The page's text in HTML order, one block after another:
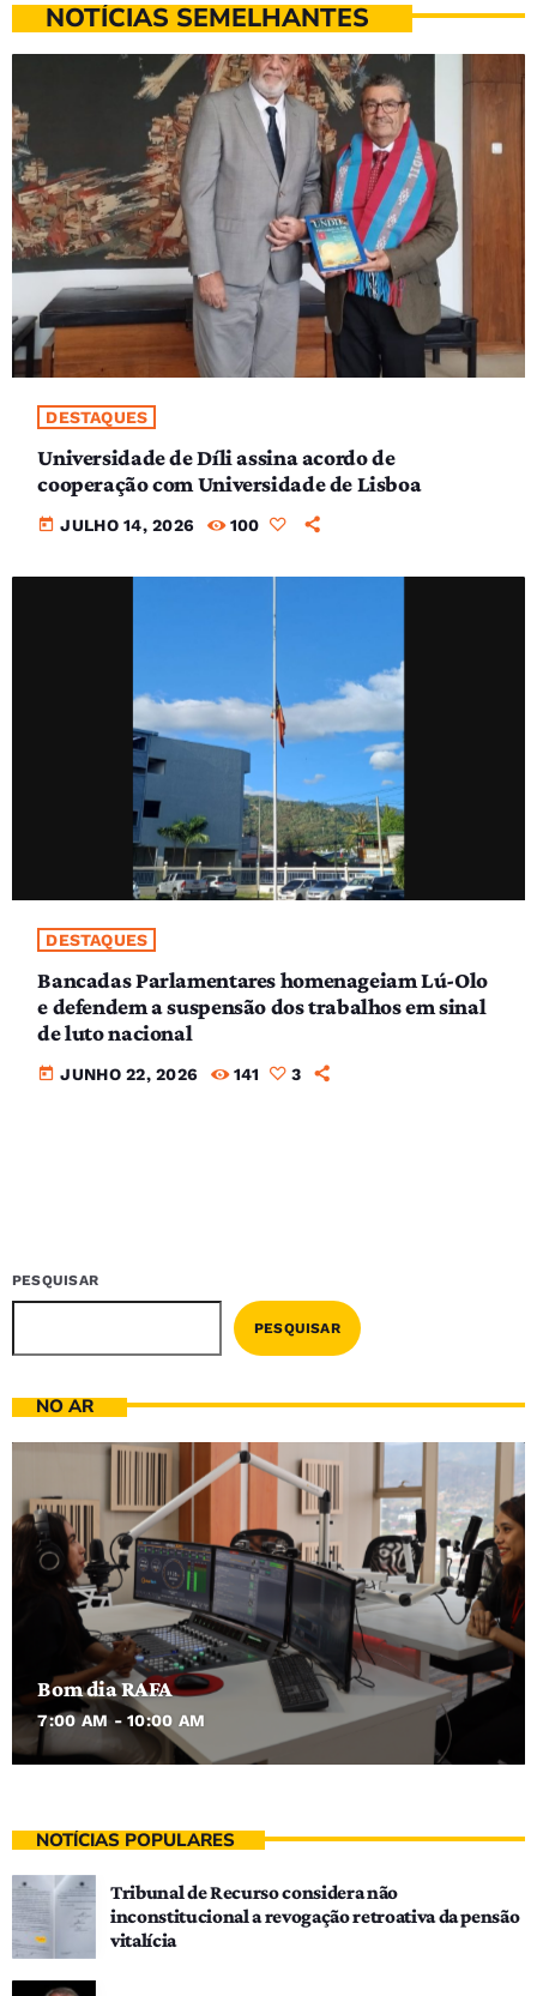
NOTÍCIAS SEMELHANTES
DESTAQUES
Universidade de Díli assina acordo de
cooperação com Universidade de Lisboa
today JULHO 14, 2026 100
DESTAQUES
Bancadas Parlamentares homenageiam Lú-Olo
e defendem a suspensão dos trabalhos em sinal
de luto nacional
today JUNHO 22, 2026 141 3
PESQUISAR
PESQUISAR
NO AR
Bom dia RAFA
7:00 AM - 10:00 AM
NOTÍCIAS POPULARES
Tribunal de Recurso considera não
inconstitucional a revogação retroativa da pensão
vitalícia